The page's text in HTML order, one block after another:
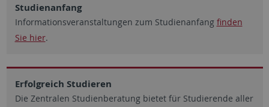
Studienanfang
Informationsveranstaltungen zum Studienanfang finden
Sie hier.
Erfolgreich Studieren
Die Zentralen Studienberatung bietet für Studierende aller